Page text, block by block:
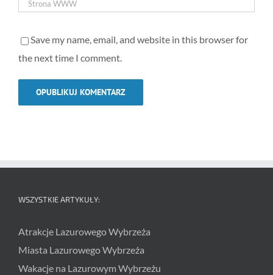
Save my name, email, and website in this browser for
the next time I comment.
WSZYSTKIE ARTYKUŁY:
Atrakcje Lazurowego Wybrzeża
Miasta Lazurowego Wybrzeża
Wakacje na Lazurowym Wybrzeżu